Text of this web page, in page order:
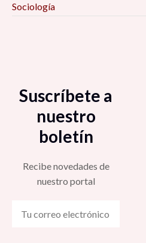
Sociología
Suscríbete a
nuestro
boletín
Recibe novedades de
nuestro portal